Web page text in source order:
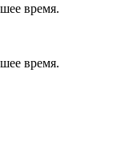
время.
время.